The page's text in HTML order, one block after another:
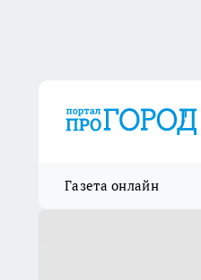
Газета онлайн